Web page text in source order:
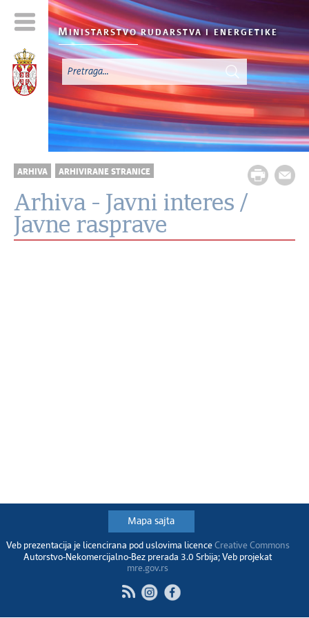
MINISTARSTVO RUDARSTVA I ENERGETIKE
ARHIVA ARHIVIRANE STRANICE
Arhiva - Javni interes /
Javne rasprave
Mapa sajta
Veb prezentacija je licencirana pod uslovima licence Creative Commons
Autorstvo-Nekomercijalno-Bez prerada 3.0 Srbija; Veb projekat
mre.gov.rs